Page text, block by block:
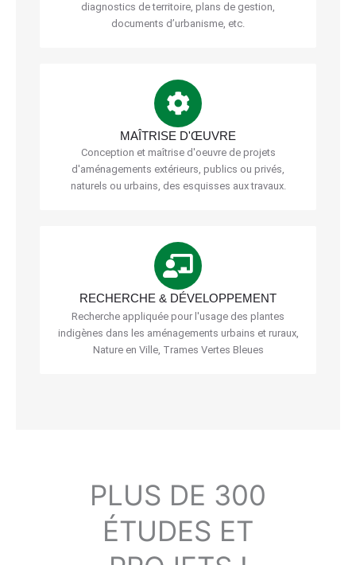
diagnostics de territoire, plans de gestion,
documents d’urbanisme, etc.
MAÎTRISE D'ŒUVRE
Conception et maîtrise d'oeuvre de projets
d'aménagements extérieurs, publics ou privés,
naturels ou urbains, des esquisses aux travaux.
RECHERCHE & DÉVELOPPEMENT
Recherche appliquée pour l'usage des plantes
indigènes dans les aménagements urbains et ruraux,
Nature en Ville, Trames Vertes Bleues
PLUS DE 300
ÉTUDES ET